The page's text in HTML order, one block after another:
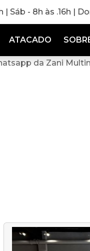
| Sáb - 8h às .16h |
ATACADO
da Zani